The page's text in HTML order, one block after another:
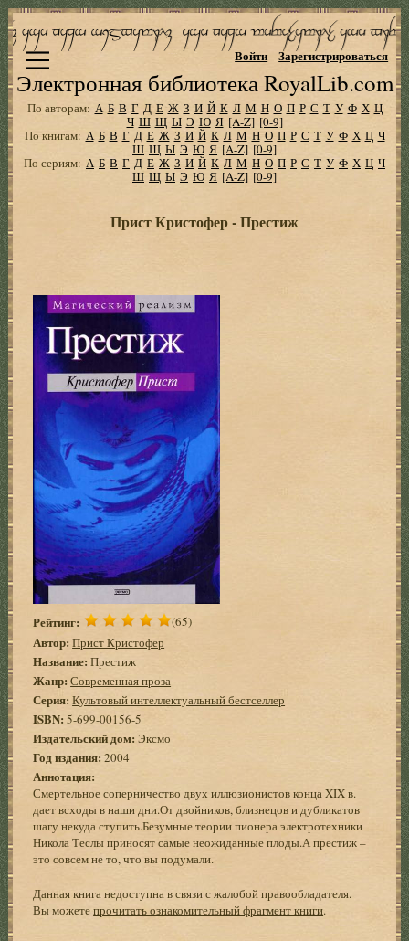
Электронная библиотека RoyalLib.com
Войти Зарегистрироваться
По авторам: А Б В Г Д Е Ж З И Й К Л М Н О П Р С Т У Ф Х Ц
Ч Ш Щ Ы Э Ю Я [A-Z] [0-9]
По книгам: А Б В Г Д Е Ж З И Й К Л М Н О П Р С Т У Ф Х Ц Ч
Ш Щ Ы Э Ю Я [A-Z] [0-9]
По сериям: А Б В Г Д Е Ж З И Й К Л М Н О П Р С Т У Ф Х Ц Ч
Ш Щ Ы Э Ю Я [A-Z] [0-9]
Прист Кристофер - Престиж
Рейтинг: (65)
Автор: Прист Кристофер
Название: Престиж
Жанр: Современная проза
Серия: Культовый интеллектуальный бестселлер
ISBN: 5-699-00156-5
Издательский дом: Эксмо
Год издания:2004
Аннотация:
Смертельное соперничество двух иллюзионистов конца XIX в.
дает всходы в наши дни.От двойников, близнецов и дубликатов
шагу некуда ступить.Безумные теории пионера электротехники
Никола Теслы приносят самые неожиданные плоды.А престиж –
это совсем не то, что вы подумали.
Данная книга недоступна в связи с жалобой правообладателя.
Вы можетепрочитать ознакомительный фрагмент книги.